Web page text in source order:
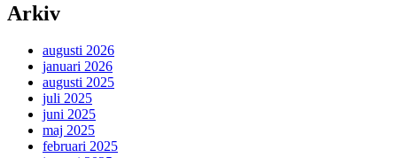
Arkiv
augusti 2026
januari 2026
augusti 2025
juli 2025
juni 2025
maj 2025
februari 2025